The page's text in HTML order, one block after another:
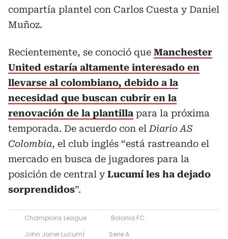
compartía plantel con Carlos Cuesta y Daniel
Muñoz.
Recientemente, se conoció que Manchester
United estaría altamente interesado en
llevarse al colombiano, debido a la
necesidad que buscan cubrir en la
renovación de la plantilla para la próxima
temporada. De acuerdo con el Diario AS
Colombia, el club inglés “está rastreando el
mercado en busca de jugadores para la
posición de central yLucumí les ha dejado
sorprendidos”.
Champions League
Bolonia FC
John Janer Lucumí
Serie A